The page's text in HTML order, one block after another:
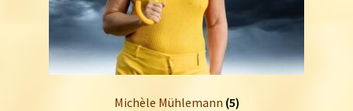
Michèle Mühlemann (5)